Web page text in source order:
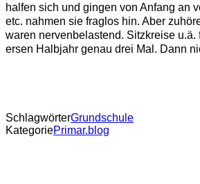
halfen sich und gingen von Anfang an
etc. nahmen sie fraglos hin. Aber
waren nervenbelastend. Sitzkreise
ersen Halbjahr genau drei Mal. Dann
SchlagwörterGrundschule
KategoriePrimar.blog